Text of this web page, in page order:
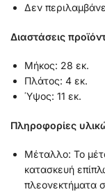
Δεν
Διαστάσεις
Μήκος: 28 εκ.
Πλάτος: 4 εκ.
Ύψος: 11 εκ.
Πληροφορίες
Μέταλλο: Το
κατασκευή
πλεονεκτήματα